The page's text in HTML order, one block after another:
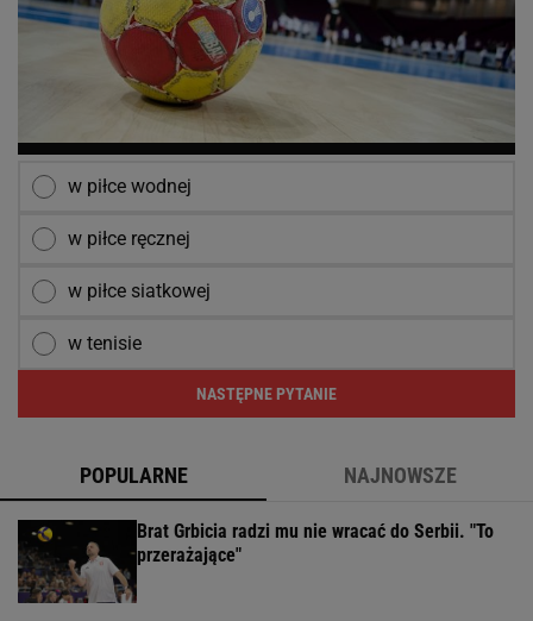
w piłce wodnej
w piłce ręcznej
w piłce siatkowej
w tenisie
NASTĘPNE PYTANIE
POPULARNE NAJNOWSZE
Brat Grbicia radzi mu nie wracać do Serbii. "To
przerażające"